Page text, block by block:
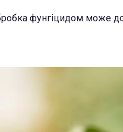
фунгіцидом може